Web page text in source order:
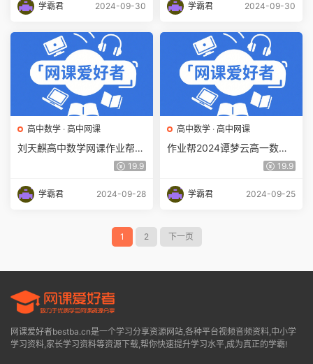
学霸君 2024-09-30 学霸君 2024-09-30
高中数学 · 高中网课
刘天麒高中数学网课作业帮2
024刘天麒高一数学a+课程19.9
学霸君 2024-09-28
高中数学 · 高中网课
作业帮2024谭梦云高一数学a
19.9
学霸君 2024-09-25
1 2 下一页
网课爱好者bestba.cn是一个学习分享资源网站,各种平台视频音频资料,中小学
学习资料,家长学习资料等资源下载,帮你快速提升学习水平,成为真正的学霸!